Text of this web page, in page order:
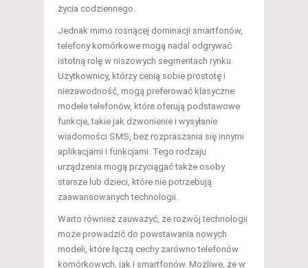
życia codziennego.
Jednak mimo rosnącej dominacji smartfonów,
telefony komórkowe mogą nadal odgrywać
istotną rolę w niszowych segmentach rynku.
Użytkownicy, którzy cenią sobie prostotę i
niezawodność, mogą preferować klasyczne
modele telefonów, które oferują podstawowe
funkcje, takie jak dzwonienie i wysyłanie
wiadomości SMS, bez rozpraszania się innymi
aplikacjami i funkcjami. Tego rodzaju
urządzenia mogą przyciągać także osoby
starsze lub dzieci, które nie potrzebują
zaawansowanych technologii.
Warto również zauważyć, że rozwój technologii
może prowadzić do powstawania nowych
modeli, które łączą cechy zarówno telefonów
komórkowych, jak i smartfonów. Możliwe, że w